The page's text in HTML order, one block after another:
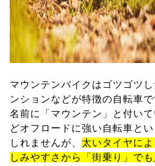
マウンテンバイクはゴツゴツ
ンションなどが特徴の自転車で
名前に「マウンテン」と付い
どオフロードに強い自転車と
しれませんが、 太いタイヤに
しみやすさから「街乗り」で